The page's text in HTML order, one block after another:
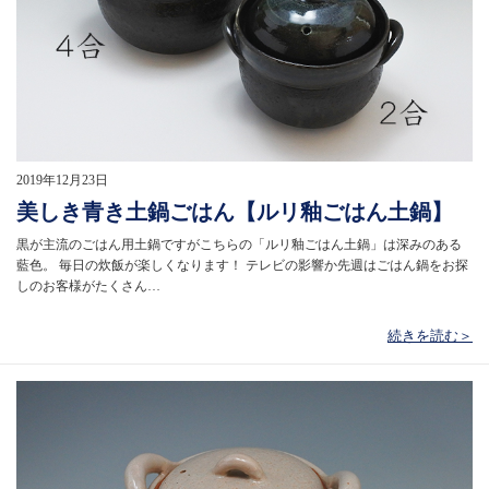
2019年12月23日
美しき青き土鍋ごはん【ルリ釉ごはん土鍋】
黒が主流のごはん用土鍋ですがこちらの「ルリ釉ごはん土鍋」は深みのある
藍色。 毎日の炊飯が楽しくなります！ テレビの影響か先週はごはん鍋をお探
しのお客様がたくさん…
続きを読む＞